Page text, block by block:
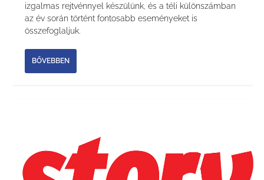
izgalmas rejtvénnyel készülünk, és a téli különszámban
az év során történt fontosabb eseményeket is
összefoglaljuk.
BŐVEBBEN